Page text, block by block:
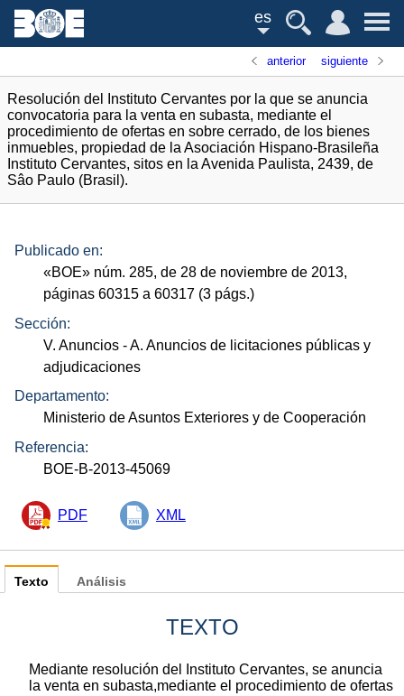
es
anterior siguiente
Resolución del Instituto Cervantes por la que se anuncia
convocatoria para la venta en subasta, mediante el
procedimiento de ofertas en sobre cerrado, de los bienes
inmuebles, propiedad de la Asociación Hispano-Brasileña
Instituto Cervantes, sitos en la Avenida Paulista, 2439, de
Sâo Paulo (Brasil).
Publicado en:
«BOE» núm. 285, de 28 de noviembre de 2013,
páginas 60315 a 60317 (3 págs.)
Sección:
V. Anuncios - A. Anuncios de licitaciones públicas y
adjudicaciones
Departamento:
Ministerio de Asuntos Exteriores y de Cooperación
Referencia:
BOE-B-2013-45069
PDF XML
Texto
TEXTO
Mediante resolución del Instituto Cervantes, se anuncia
la venta en subasta,mediante el procedimiento de ofertas
Análisis